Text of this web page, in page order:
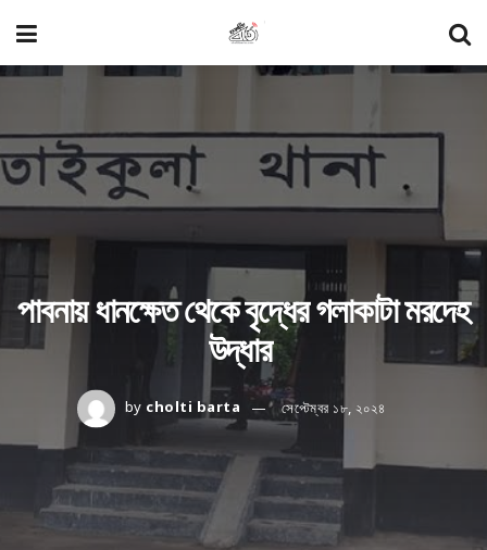
পাবনায় ধানক্ষেত থেকে বৃদ্ধের গলাকাটা মরদেহ
উদ্ধার
by cholti barta সেপ্টেম্বর ১৮, ২০২৪